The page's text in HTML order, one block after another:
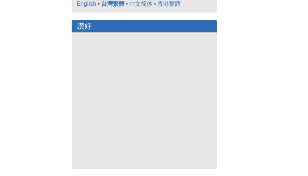
English • 台灣繁體 • 中文简体 • 香港繁體
讚好